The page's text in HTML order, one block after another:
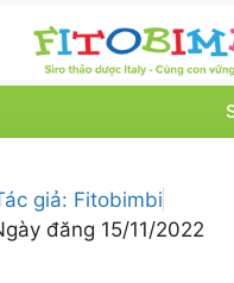
giả: Fitobimbi
đăng 15/11/2022